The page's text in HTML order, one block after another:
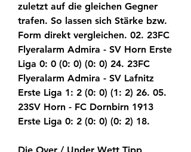
zuletzt auf die gleichen Gegner
trafen. So lassen sich Stärke bzw.
Form direkt vergleichen. 02. 23FC
Flyeralarm Admira - SV Horn Erste
Liga 0: 0 (0: 0) (0: 0) 24. 23FC
Flyeralarm Admira - SV Lafnitz
Erste Liga 1: 2 (0: 0) (1: 2) 26. 05.
23SV Horn - FC Dornbirn 1913
Erste Liga 0: 2 (0: 0) (0: 2) 18.